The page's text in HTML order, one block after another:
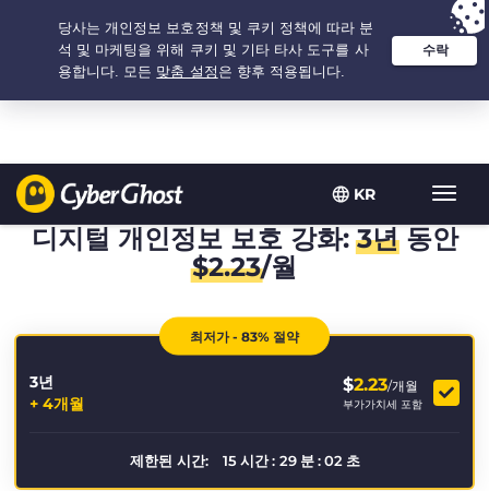
KR
탐
색
토
추천 옵션:최저가 - 3.3333333333333년 $ 2.23 /개월
디지털 개인정보 보호 강화:3년동안
$2.23/월
최저가 - 83% 절약
3년
+ 4개월
$2.23/개월
부가가치세 포함
제한된 시간: 15 시간 : 29 분 : 02 초